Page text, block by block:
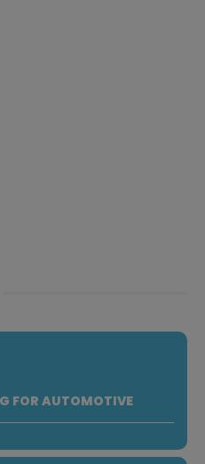
FOR AUTOMOTIVE